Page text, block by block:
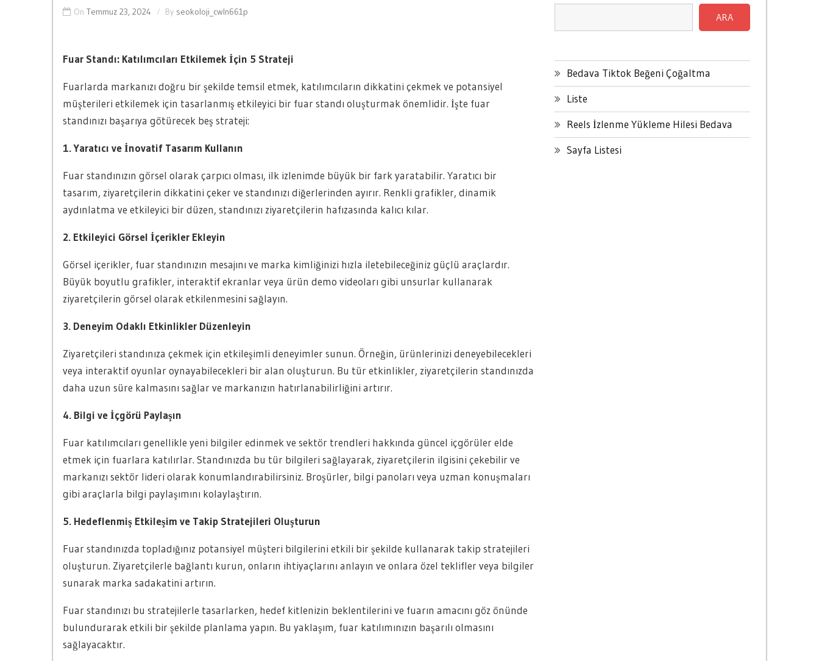
On Temmuz 23, 2024 By seokoloji_cwln661p
Fuar Standı: Katılımcıları Etkilemek İçin 5 Strateji
Fuarlarda markanızı doğru bir şekilde temsil etmek, katılımcıların dikkatini çekmek ve potansiyel
müşterileri etkilemek için tasarlanmış etkileyici bir fuar standı oluşturmak önemlidir. İşte fuar
standınızı başarıya götürecek beş strateji:
1. Yaratıcı ve İnovatif Tasarım Kullanın
Fuar standınızın görsel olarak çarpıcı olması, ilk izlenimde büyük bir fark yaratabilir. Yaratıcı bir
tasarım, ziyaretçilerin dikkatini çeker ve standınızı diğerlerinden ayırır. Renkli grafikler, dinamik
aydınlatma ve etkileyici bir düzen, standınızı ziyaretçilerin hafızasında kalıcı kılar.
2. Etkileyici Görsel İçerikler Ekleyin
Görsel içerikler, fuar standınızın mesajını ve marka kimliğinizi hızla iletebileceğiniz güçlü araçlardır.
Büyük boyutlu grafikler, interaktif ekranlar veya ürün demo videoları gibi unsurlar kullanarak
ziyaretçilerin görsel olarak etkilenmesini sağlayın.
3. Deneyim Odaklı Etkinlikler Düzenleyin
Ziyaretçileri standınıza çekmek için etkileşimli deneyimler sunun. Örneğin, ürünlerinizi deneyebilecekleri
veya interaktif oyunlar oynayabilecekleri bir alan oluşturun. Bu tür etkinlikler, ziyaretçilerin standınızda
daha uzun süre kalmasını sağlar ve markanızın hatırlanabilirliğini artırır.
4. Bilgi ve İçgörü Paylaşın
Fuar katılımcıları genellikle yeni bilgiler edinmek ve sektör trendleri hakkında güncel içgörüler elde
etmek için fuarlara katılırlar. Standınızda bu tür bilgileri sağlayarak, ziyaretçilerin ilgisini çekebilir ve
markanızı sektör lideri olarak konumlandırabilirsiniz. Broşürler, bilgi panoları veya uzman konuşmaları
gibi araçlarla bilgi paylaşımını kolaylaştırın.
5. Hedeflenmiş Etkileşim ve Takip Stratejileri Oluşturun
Fuar standınızda topladığınız potansiyel müşteri bilgilerini etkili bir şekilde kullanarak takip stratejileri
oluşturun. Ziyaretçilerle bağlantı kurun, onların ihtiyaçlarını anlayın ve onlara özel teklifler veya bilgiler
sunarak marka sadakatini artırın.
Fuar standınızı bu stratejilerle tasarlarken, hedef kitlenizin beklentilerini ve fuarın amacını göz önünde
bulundurarak etkili bir şekilde planlama yapın. Bu yaklaşım, fuar katılımınızın başarılı olmasını
sağlayacaktır.
ARA
Bedava Tiktok Beğeni Çoğaltma
Liste
Reels İzlenme Yükleme Hilesi Bedava
Sayfa Listesi